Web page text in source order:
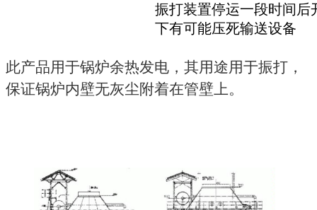
振打装置停运一段时间后
下有可能压死输送设备
此产品用于锅炉余热发电，其用途用于振打，
保证锅炉内壁无灰尘附着在管壁上。